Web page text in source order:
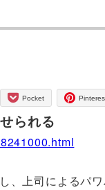
Pocket
られる
上司によるパ